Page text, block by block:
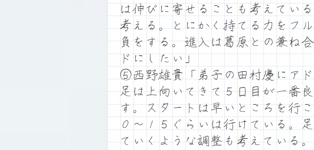
は伸びに寄せることも考えてい
考える。とにかく持てる力をフ
負をする。進入は葛原との兼ね
ドにしたい」
⑤西野雄貴「弟子の田村慶にア
足は上向いてきて５日目が一番
す。スタートは早いところを行
０～１５ぐらいは行けている。
ていくような調整も考えている